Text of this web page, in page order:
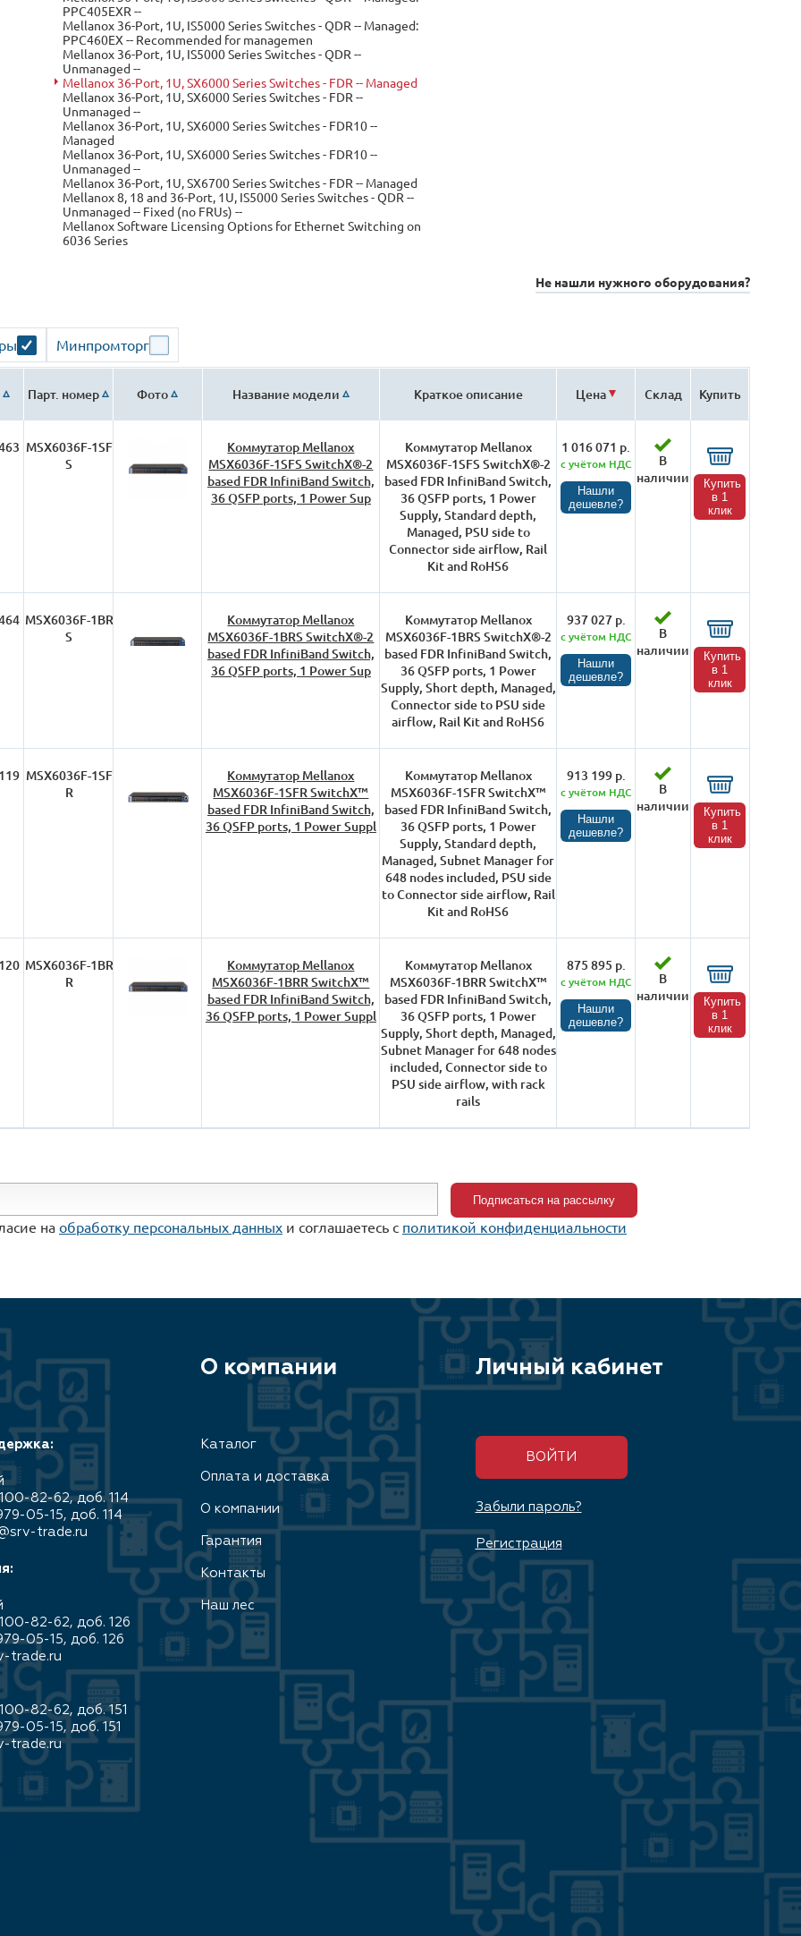
PPC405EXR --
Mellanox 36-Port, 1U, IS5000 Series Switches - QDR -- Managed:
PPC460EX -- Recommended for managemen
Mellanox 36-Port, 1U, IS5000 Series Switches - QDR --
Unmanaged --
Mellanox 36-Port, 1U, SX6000 Series Switches - FDR -- Managed
Mellanox 36-Port, 1U, SX6000 Series Switches - FDR --
Unmanaged --
Mellanox 36-Port, 1U, SX6000 Series Switches - FDR10 --
Managed
Mellanox 36-Port, 1U, SX6000 Series Switches - FDR10 --
Unmanaged --
Mellanox 36-Port, 1U, SX6700 Series Switches - FDR -- Managed
Mellanox 8, 18 and 36-Port, 1U, IS5000 Series Switches - QDR --
Unmanaged -- Fixed (no FRUs) --
Mellanox Software Licensing Options for Ethernet Switching on
6036 Series
Не нашли нужного оборудования?
Минпромторг
Парт. номер Фото Название модели Краткое описание Цена Склад Купить
MSX6036F-1SF
S
Коммутатор Mellanox
MSX6036F-1SFS SwitchX®-2
based FDR InfiniBand Switch,
36 QSFP ports, 1 Power Sup
Коммутатор Mellanox
MSX6036F-1SFS SwitchX®-2
based FDR InfiniBand Switch,
36 QSFP ports, 1 Power
Supply, Standard depth,
Managed, PSU side to
Connector side airflow, Rail
Kit and RoHS6
1 016 071 р.
с учётом НДС
Нашли
дешевле?
В
наличии
Купить
в 1
клик
MSX6036F-1BR
S
Коммутатор Mellanox
MSX6036F-1BRS SwitchX®-2
based FDR InfiniBand Switch,
36 QSFP ports, 1 Power Sup
Коммутатор Mellanox
MSX6036F-1BRS SwitchX®-2
based FDR InfiniBand Switch,
36 QSFP ports, 1 Power
Supply, Short depth, Managed,
Connector side to PSU side
airflow, Rail Kit and RoHS6
937 027 р.
с учётом НДС
Нашли
дешевле?
В
наличии
Купить
в 1
клик
MSX6036F-1SF
R
Коммутатор Mellanox
MSX6036F-1SFR SwitchX™
based FDR InfiniBand Switch,
36 QSFP ports, 1 Power Suppl
Коммутатор Mellanox
MSX6036F-1SFR SwitchX™
based FDR InfiniBand Switch,
36 QSFP ports, 1 Power
Supply, Standard depth,
Managed, Subnet Manager for
648 nodes included, PSU side
to Connector side airflow, Rail
Kit and RoHS6
913 199 р.
с учётом НДС
Нашли
дешевле?
В
наличии
Купить
в 1
клик
MSX6036F-1BR
R
Коммутатор Mellanox
MSX6036F-1BRR SwitchX™
based FDR InfiniBand Switch,
36 QSFP ports, 1 Power Suppl
Коммутатор Mellanox
MSX6036F-1BRR SwitchX™
based FDR InfiniBand Switch,
36 QSFP ports, 1 Power
Supply, Short depth, Managed,
Subnet Manager for 648 nodes
included, Connector side to
PSU side airflow, with rack
rails
875 895 р.
с учётом НДС
Нашли
дешевле?
В
наличии
Купить
в 1
клик
на обработку персональных данных и соглашаетесь c политикой конфиденциальности
82-62, доб. 114
05-15, доб. 114
trade.ru
82-62, доб. 126
05-15, доб. 126
trade.ru
82-62, доб. 151
05-15, доб. 151
trade.ru
О компании
Каталог
Оплата и доставка
О компании
Гарантия
Контакты
Наш лес
Личный кабинет
ВОЙТИ
Забыли пароль?
Регистрация